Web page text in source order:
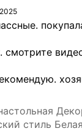
смотрите
стиль